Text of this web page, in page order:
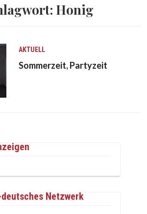
Honig
AKTUELL
Sommerzeit, Partyzeit
Netzwerk